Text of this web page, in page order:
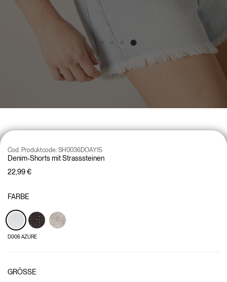
Denim-Shorts mit Strasssteinen
Cod. Produktcode: SH0036DOAY15
22,99 €
FARBE
D006 AZURE
GRÖSSE